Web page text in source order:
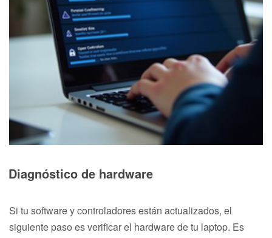
Diagnóstico de hardware
Si tu software y controladores están actualizados, el
siguiente paso es verificar el hardware de tu laptop. Es